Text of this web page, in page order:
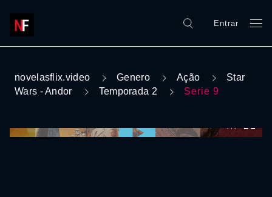
Entrar
novelasflix.video Genero Ação
Star
Wars - Andor
Temporada 2 Serie 9